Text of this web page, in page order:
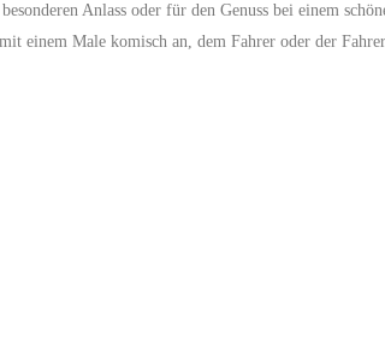
Anlass oder für den Genuss bei einem
einem Male komisch an, dem Fahrer oder der